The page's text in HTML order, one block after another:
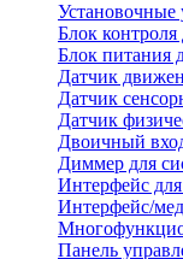
Установочные
Блок
Блок питания
Датчик
Датчик
Датчик
Двоичный
Диммер для
Интерфейс
Интерфейс/
Панель